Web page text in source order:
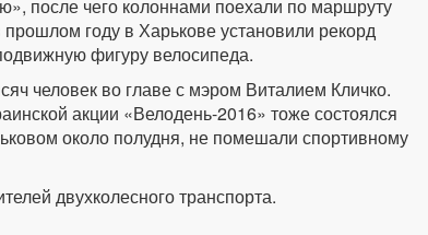
после чего колоннами поехали по маршруту
году в Харькове установили рекорд
фигуру велосипеда.
человек во главе с мэром Виталием Кличко.
акции «Велодень-2016» тоже состоялся
около полудня, не помешали спортивному
двухколесного транспорта.